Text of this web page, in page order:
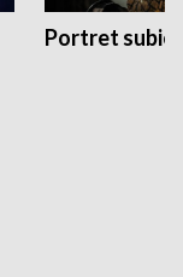
Portret